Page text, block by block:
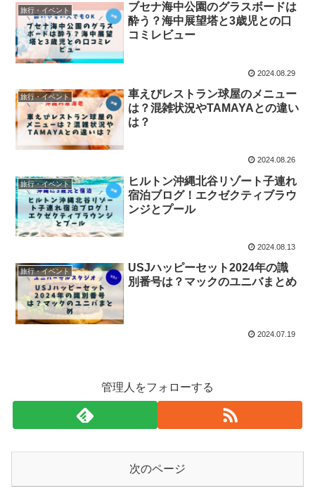
旅行・イベント
ブセナ海中公園のグラスボードは
酔う？海中展望塔と3歳児との口
コミレビュー
2024.08.29
旅行・イベント
車えびレストラン球屋のメニュー
は？混雑状況やTAMAYAとの違い
は？
2024.08.26
旅行・イベント
ヒルトン沖縄北谷リゾート子連れ
宿泊ブログ！エクゼクティブラウ
ンジとプール
2024.08.13
旅行・イベント
USJハッピーセット2024年の識
別番号は？マックのユニバまとめ
2024.07.19
管理人をフォローする
次のページ